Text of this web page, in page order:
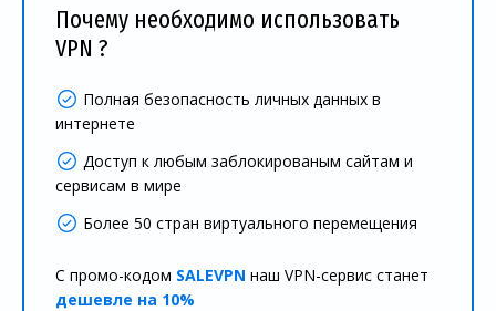
Почему необходимо использовать
VPN ?
Полная безопасность личных данных в
интернете
Доступ к любым заблокированым сайтам и
сервисам в мире
Более 50 стран виртуального перемещения
С промо-кодом SALEVPN наш VPN-сервис станет
дешевле на 10%